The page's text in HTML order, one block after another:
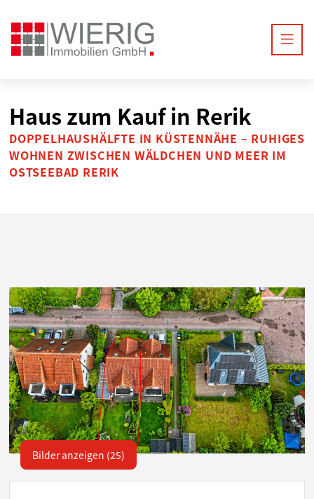
Haus zum Kauf in Rerik
DOPPELHAUSHÄLFTE IN KÜSTENNÄHE – RUHIGES
WOHNEN ZWISCHEN WÄLDCHEN UND MEER IM
OSTSEEBAD RERIK
Bilder anzeigen (25)